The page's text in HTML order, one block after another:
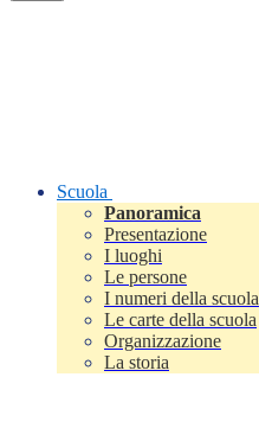
Scuola
Panoramica
Presentazione
I luoghi
Le persone
I numeri della scuola
Le carte della scuola
Organizzazione
La storia